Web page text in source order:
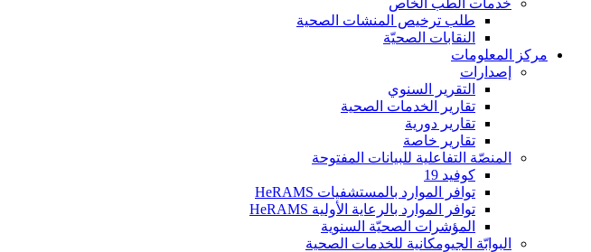
خدمات الطب الخاص
طلب ترخيص المنشات الصحية
النقابات الصحيّة
مركز المعلومات
إصدارات
التقریر السنوي
تقارير الخدمات الصحية
تقارير دورية
تقارير خاصة
المنصّة التفاعلية للبيانات المفتوحة
كوفيد 19
توافر الموارد بالمستشفيات HeRAMS
توافر الموارد بالرعاية الأولية HeRAMS
المؤشرات الصحيّة السنوية
البوابّة الجيومكانية للخدمات الصحية